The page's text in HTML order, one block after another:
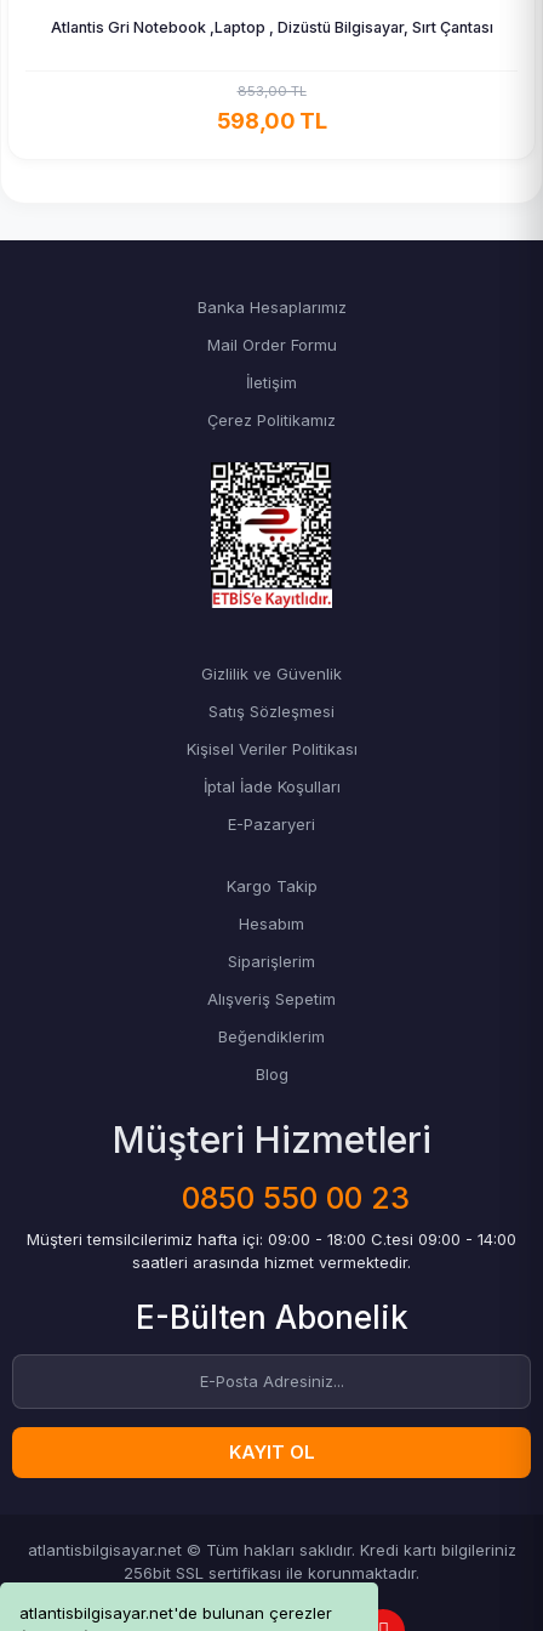
atlantisbilgisayar.net'de bulunan çerezler
Atlantis Gri Notebook ,Laptop , Dizüstü Bilgisayar, Sırt Çantası
853,00 TL
598,00 TL
Banka Hesaplarımız
Mail Order Formu
İletişim
Çerez Politikamız
Gizlilik ve Güvenlik
Satış Sözleşmesi
Kişisel Veriler Politikası
İptal İade Koşulları
E-Pazaryeri
Kargo Takip
Hesabım
Siparişlerim
Alışveriş Sepetim
Beğendiklerim
Blog
Müşteri Hizmetleri
0850 550 00 23
Müşteri temsilcilerimiz hafta içi: 09:00 - 18:00 C.tesi 09:00 - 14:00
saatleri arasında hizmet vermektedir.
E-Bülten Abonelik
KAYIT OL
atlantisbilgisayar.net © Tüm hakları saklıdır. Kredi kartı bilgileriniz
256bit SSL sertifikası ile korunmaktadır.